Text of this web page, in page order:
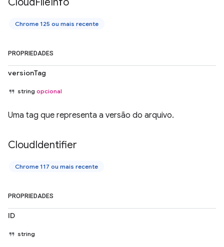
Chrome 125 ou mais recente
PROPRIEDADES
versionTag
string opcional
Uma tag que representa a versão do arquivo.
CloudIdentifier
Chrome 117 ou mais recente
PROPRIEDADES
ID
string